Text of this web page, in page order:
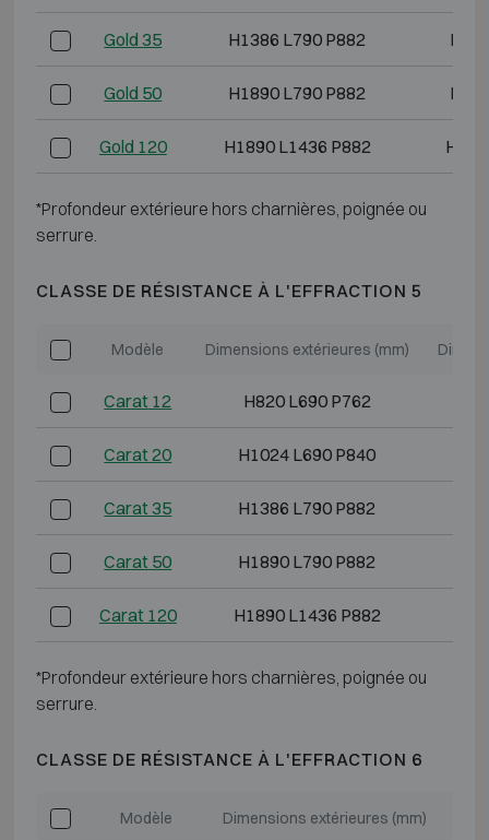
Gold 35 H1386 L790 P882
Gold 50 H1890 L790 P882
Gold 120 H1890 L1436 P882
*Profondeur extérieure hors charnières, poignée ou
serrure.
CLASSE DE RÉSISTANCE À L'EFFRACTION 5
Modèle Dimensions extérieures (mm)
Carat 12 H820 L690 P762
Carat 20 H1024 L690 P840
Carat 35 H1386 L790 P882
Carat 50 H1890 L790 P882
Carat 120 H1890 L1436 P882
*Profondeur extérieure hors charnières, poignée ou
serrure.
CLASSE DE RÉSISTANCE À L'EFFRACTION 6
Modèle Dimensions extérieures (mm)